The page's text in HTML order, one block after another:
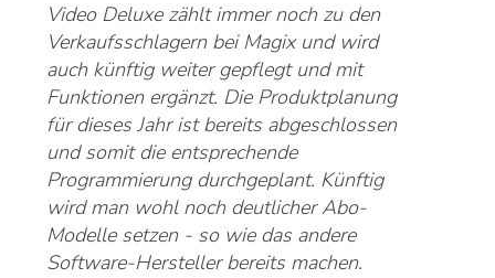
Video Deluxe zählt immer noch zu den
Verkaufsschlagern bei Magix und wird
auch künftig weiter gepflegt und mit
Funktionen ergänzt. Die Produktplanung
für dieses Jahr ist bereits abgeschlossen
und somit die entsprechende
Programmierung durchgeplant. Künftig
wird man wohl noch deutlicher Abo-
Modelle setzen - so wie das andere
Software-Hersteller bereits machen.